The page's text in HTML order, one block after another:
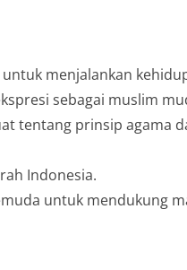
menjalankan
sebagai muslim
tentang prinsip agama
Indonesia.
untuk mendukung